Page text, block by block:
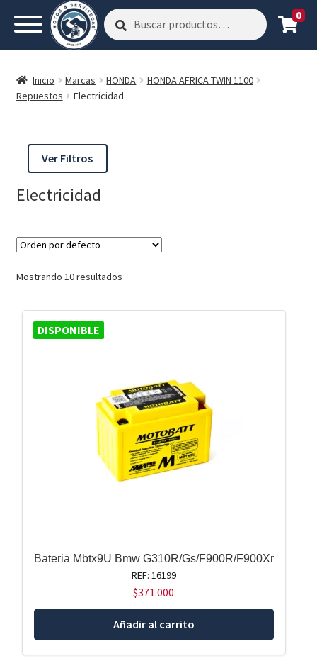
Buscar
por:
Buscar 0
Inicio Marcas HONDA
HONDA AFRICA TWIN 1100
Repuestos
Electricidad
Ver Filtros
Electricidad
Mostrando 10 resultados
DISPONIBLE
Bateria Mbtx9U Bmw G310R/Gs/F900R/F900Xr
REF: 16199
$371.000
Añadir al carrito